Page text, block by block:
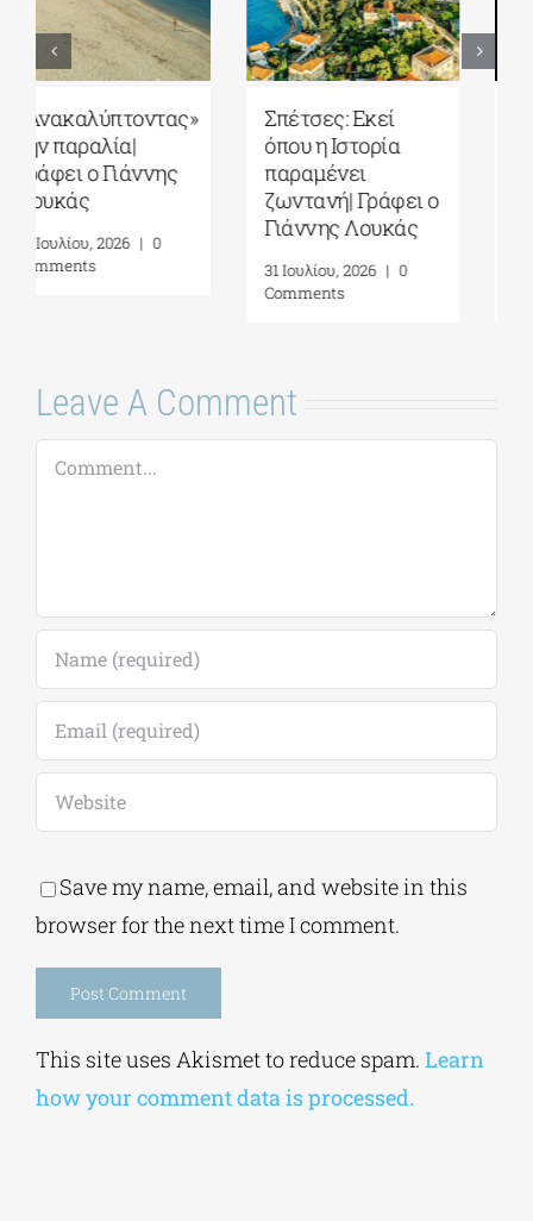
Σπέτσες: Εκεί
όπου η Ιστορία
παραμένει
ζωντανή| Γράφει ο
31 Ιουλίου, 2026
Το Ιόνιο του
αρχαίου κόσμου:
Ένα ταξίδι προς
την Ιθάκη| Γράφει
ο Γιάννης Λουκάς
29 Ιουλίου, 2026
Comments
Leave A Comment
Comment
Save my name, email, and website in this
browser for the next time I comment.
This site uses Akismet to reduce spam. Learn
how your comment data is processed.